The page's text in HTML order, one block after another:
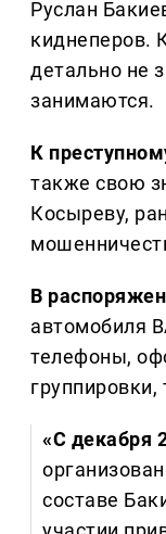
Руслан
киднеперов.
детально не
занимаются.
К
также свою
Косыреву,
В
автомобиля
телефоны,
группировки,
«С декабря
составе